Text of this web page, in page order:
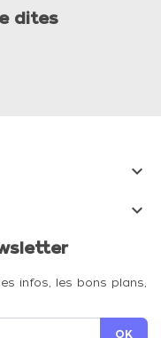
dites


infos, les bons plans,